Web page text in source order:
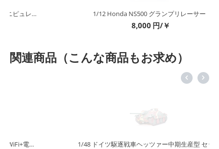
1/12 Honda NS500 グランプリレーサー
関連商品（こんな商品もお求め）
1/48 ドイツ駆逐戦車ヘッツァー中期生産型 セット